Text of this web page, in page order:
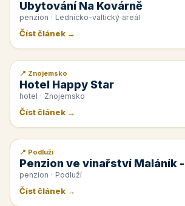
Ubytování Na Kovárně
penzion · Lednicko-valtický areál
Číst článek →
📰 PR článek
📍 Znojemsko
Hotel Happy Star
hotel · Znojemsko
Číst článek →
📰 PR článek
📍 Podluží
Penzion ve vinařství Maláník
penzion · Podluží
Číst článek →